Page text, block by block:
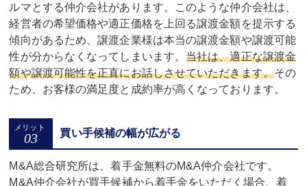
ルマとする仲介会社があります。このような仲介会社は、
経営者の希望価格や適正価格を上回る譲渡金額を提示する
傾向があるため、譲渡企業様は本当の譲渡金額や譲渡可能
性が分からなくなってしまいます。当社は、適正な譲渡金
額や譲渡可能性を正直にお話しさせていただきます。その
ため、お客様の満足度と成約率が高くなっております。
買い手候補の幅が広がる
M&A総合研究所は、着手金無料のM&A仲介会社です。
M&A仲介会社が買手候補から着手金をいただく場合、着